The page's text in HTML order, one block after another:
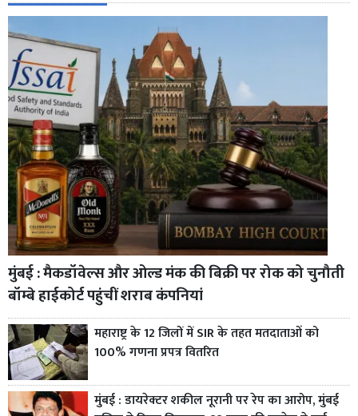
मुंबई : मैकडॉवेल्स और ओल्ड मंक की बिक्री पर रोक को चुनौती
बॉम्बे हाईकोर्ट पहुंचीं शराब कंपनियां
महाराष्ट्र के 12 जिलों में SIR के तहत मतदाताओं को
100% गणना प्रपत्र वितरित
मुंबई : डायरेक्टर शकील नूरानी पर रेप का आरोप, मुंबई